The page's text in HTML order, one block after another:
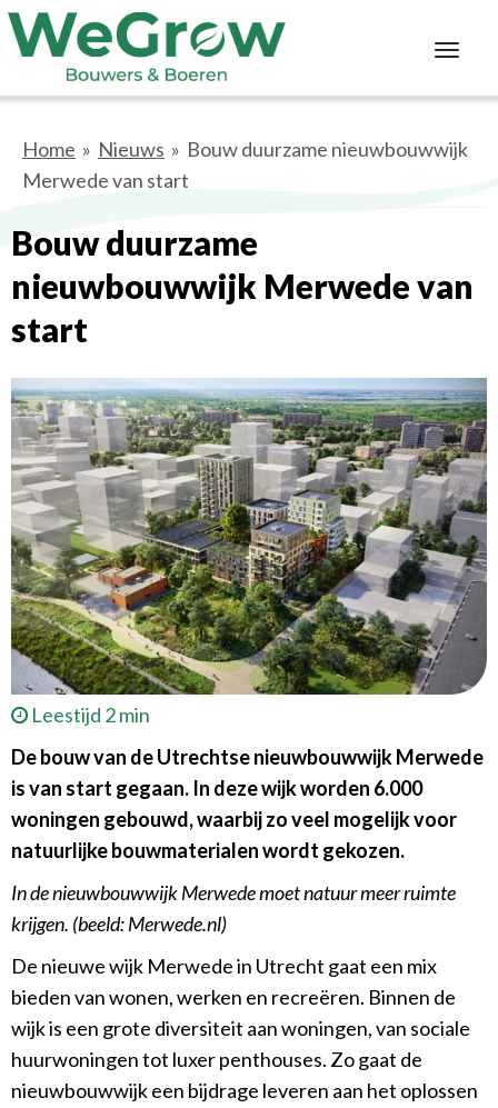
Home » Nieuws » Bouw duurzame nieuwbouwwijk
Merwede van start
Bouw duurzame
nieuwbouwwijk Merwede van
start
Leestijd 2 min
De bouw van de Utrechtse nieuwbouwwijk Merwede
is van start gegaan. In deze wijk worden 6.000
woningen gebouwd, waarbij zo veel mogelijk voor
natuurlijke bouwmaterialen wordt gekozen.
In de nieuwbouwwijk Merwede moet natuur meer ruimte
krijgen. (beeld: Merwede.nl)
De nieuwe wijk Merwede in Utrecht gaat een mix
bieden van wonen, werken en recreëren. Binnen de
wijk is een grote diversiteit aan woningen, van sociale
huurwoningen tot luxer penthouses. Zo gaat de
nieuwbouwwijk een bijdrage leveren aan het oplossen